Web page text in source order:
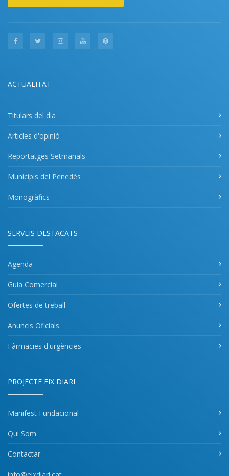
ACTUALITAT
Titulars del dia
Articles d'opinió
Reportatges Setmanals
Municipis del Penedès
Monogràfics
SERVEIS DESTACATS
Agenda
Guia Comercial
Ofertes de treball
Anuncis Oficials
Fàrmacies d'urgències
PROJECTE EIX DIARI
Manifest Fundacional
Qui Som
Contactar